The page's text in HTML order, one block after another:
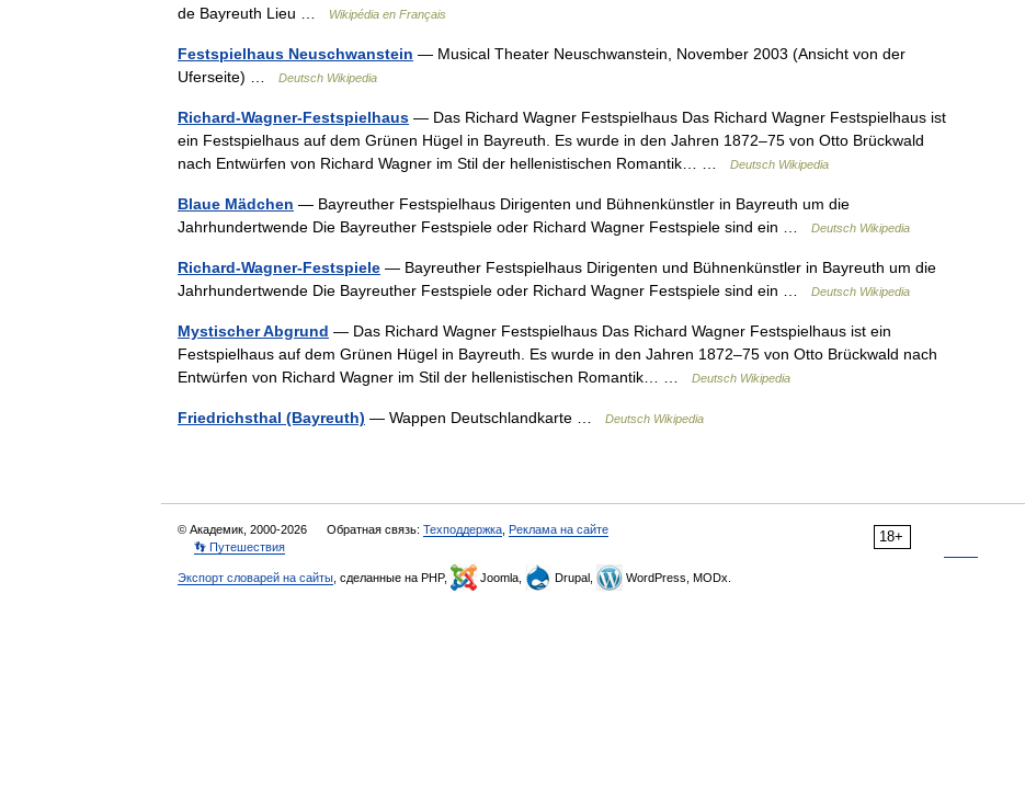
de Bayreuth Lieu …
Wikipédia en Français
Festspielhaus Neuschwanstein — Musical Theater Neuschwanstein, November 2003 (Ansicht von der
Uferseite) …
Deutsch Wikipedia
Richard-Wagner-Festspielhaus — Das Richard Wagner Festspielhaus Das Richard Wagner Festspielhaus ist
ein Festspielhaus auf dem Grünen Hügel in Bayreuth. Es wurde in den Jahren 1872–75 von Otto Brückwald
nach Entwürfen von Richard Wagner im Stil der hellenistischen Romantik… …
Deutsch Wikipedia
Blaue Mädchen — Bayreuther Festspielhaus Dirigenten und Bühnenkünstler in Bayreuth um die
Jahrhundertwende Die Bayreuther Festspiele oder Richard Wagner Festspiele sind ein …
Deutsch Wikipedia
Richard-Wagner-Festspiele — Bayreuther Festspielhaus Dirigenten und Bühnenkünstler in Bayreuth um die
Jahrhundertwende Die Bayreuther Festspiele oder Richard Wagner Festspiele sind ein …
Deutsch Wikipedia
Mystischer Abgrund — Das Richard Wagner Festspielhaus Das Richard Wagner Festspielhaus ist ein
Festspielhaus auf dem Grünen Hügel in Bayreuth. Es wurde in den Jahren 1872–75 von Otto Brückwald nach
Entwürfen von Richard Wagner im Stil der hellenistischen Romantik… …
Deutsch Wikipedia
Friedrichsthal (Bayreuth) — Wappen Deutschlandkarte … Deutsch Wikipedia
18+
© Академик, 2000-2026 Обратная связь: Техподдержка Реклама на сайте
👣 Путешествия
Экспорт словарей на сайты , сделанные на PHP, Joomla, Drupal, WordPress, MODx.